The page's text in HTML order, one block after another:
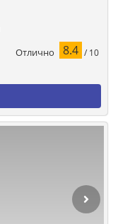
Отлично 8.4 / 10